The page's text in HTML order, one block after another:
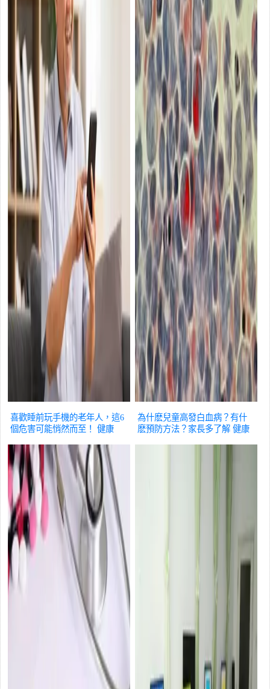
喜歡睡前玩手機的老年人，這6
個危害可能悄然而至！
健康
為什麽兒童高發白血病？有什
麽預防方法？家長多了解 健康